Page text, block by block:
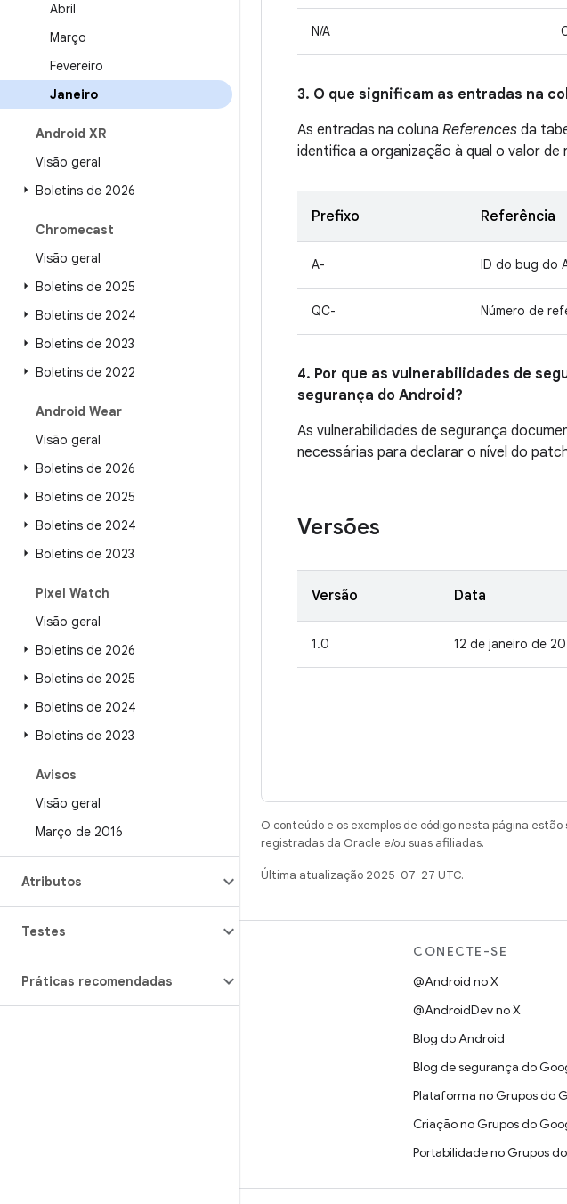
Abril
Março
Fevereiro
Janeiro
Android XR
Visão geral
Boletins de 2026
Chromecast
Visão geral
Boletins de 2025
Boletins de 2024
Boletins de 2023
Boletins de 2022
Android Wear
Visão geral
Boletins de 2026
Boletins de 2025
Boletins de 2024
Boletins de 2023
Pixel Watch
Visão geral
Boletins de 2026
Boletins de 2025
Boletins de 2024
Boletins de 2023
Avisos
Visão geral
Março de 2016
Atributos
Testes
Práticas recomendadas
N/A
3. O que significam as entradas na
As entradas na coluna References da
identifica a organização à qual o valor
Prefixo Referência
A- ID do bug do
QC- Número de
4. Por que as vulnerabilidades de
segurança do Android?
As vulnerabilidades de segurança
necessárias para declarar o nível do
Versões
Versão Data
1.0 12 de janeiro de
O conteúdo e os exemplos de código nesta página
registradas da Oracle e/ou suas afiliadas.
Última atualização 2025-07-27 UTC.
Repositório do Android
Requisitos
CONECTE-SE
@Android no X
@AndroidDev no X
Blog do Android
Blog de segurança do
Plataforma no Grupos do
Criação no Grupos do
Portabilidade no Grupos